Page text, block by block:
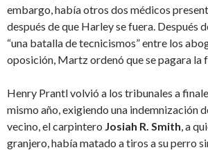
embargo, había otros dos médicos
después de que Harley se fuera. Después
“una batalla de tecnicismos” entre los
oposición, Martz ordenó que se pagara la
Henry Prantl volvió a los tribunales a
mismo año, exigiendo una indemnización
vecino, el carpintero Josiah R. Smith, a
granjero, había matado a tiros a su perro